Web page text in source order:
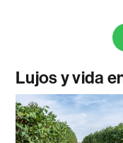
Lujos y vida